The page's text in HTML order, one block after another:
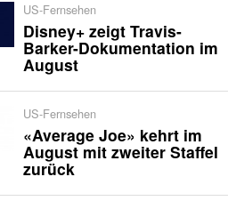
US-Fernsehen
Disney+ zeigt Travis-
Barker-Dokumentation im
August
US-Fernsehen
«Average Joe» kehrt im
August mit zweiter Staffel
zurück